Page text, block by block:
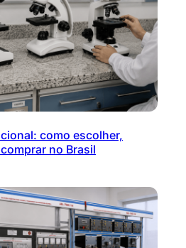
como escolher,
no Brasil